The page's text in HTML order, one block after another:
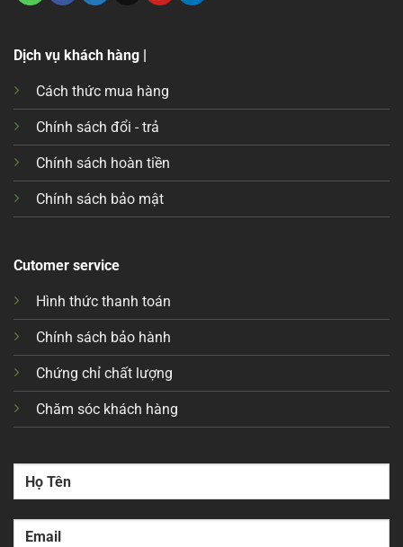
Dịch vụ khách hàng |
Cách thức mua hàng
Chính sách đổi - trả
Chính sách hoàn tiền
Chính sách bảo mật
Cutomer service
Hình thức thanh toán
Chính sách bảo hành
Chứng chỉ chất lượng
Chăm sóc khách hàng